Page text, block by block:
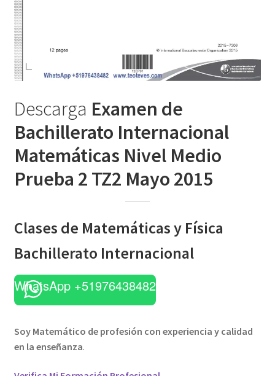
Descarga Examen de
Bachillerato Internacional
Matemáticas Nivel Medio
Prueba 2 TZ2 Mayo 2015
Clases de Matemáticas y Física
Bachillerato Internacional
WhatsApp +51976438482
Soy Matemático de profesión con experiencia y calidad
en la enseñanza.